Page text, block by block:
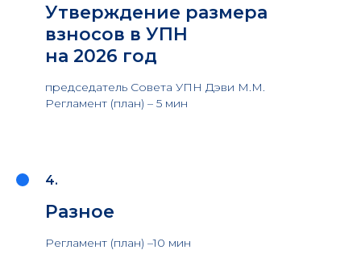
Утверждение размера
взносов в УПН
на 2026 год
председатель Совета УПН Дэви М.М.
Регламент (план) – 5 мин
4.
Разное
Регламент (план) –10 мин